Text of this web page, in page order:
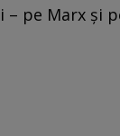
– pe Marx şi